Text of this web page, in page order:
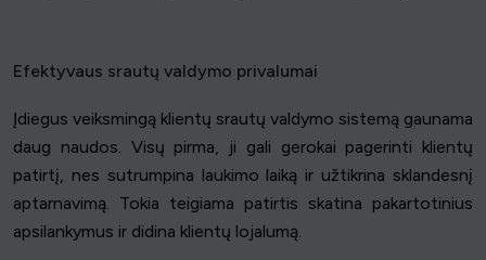
Efektyvaus srautų valdymo privalumai
Įdiegus veiksmingą klientų srautų valdymo sistemą gaunama
daug naudos. Visų pirma, ji gali gerokai pagerinti klientų
patirtį, nes sutrumpina laukimo laiką ir užtikrina sklandesnį
aptarnavimą. Tokia teigiama patirtis skatina pakartotinius
apsilankymus ir didina klientų lojalumą.